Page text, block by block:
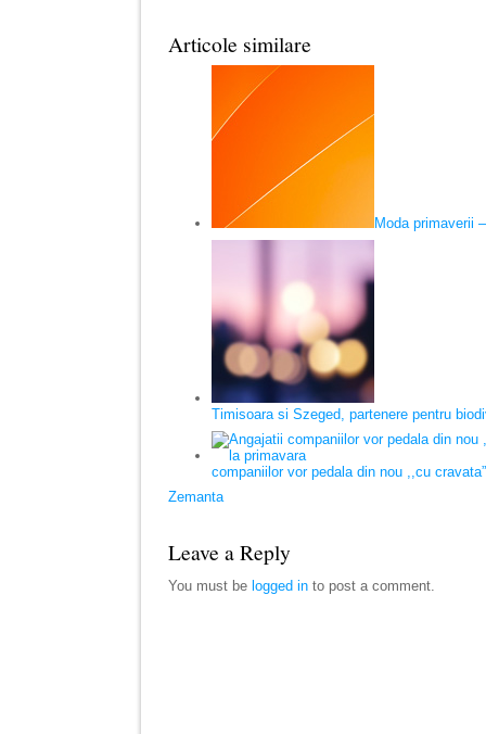
Articole similare
Moda primaverii
Timisoara si Szeged, partenere pentru
companiilor vor pedala din nou ,,cu
Zemanta
Leave a Reply
You must be logged in to post a comment.